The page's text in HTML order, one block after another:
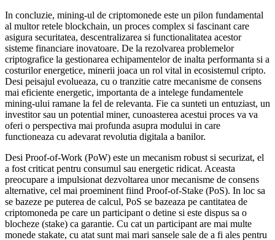
In concluzie, mining-ul de criptomonede este un pilon fundamental
al multor retele blockchain, un proces complex si fascinant care
asigura securitatea, descentralizarea si functionalitatea acestor
sisteme financiare inovatoare. De la rezolvarea problemelor
criptografice la gestionarea echipamentelor de inalta performanta si a
costurilor energetice, minerii joaca un rol vital in ecosistemul cripto.
Desi peisajul evolueaza, cu o tranzitie catre mecanisme de consens
mai eficiente energetic, importanta de a intelege fundamentele
mining-ului ramane la fel de relevanta. Fie ca sunteti un entuziast, un
investitor sau un potential miner, cunoasterea acestui proces va va
oferi o perspectiva mai profunda asupra modului in care
functioneaza cu adevarat revolutia digitala a banilor.
Desi Proof-of-Work (PoW) este un mecanism robust si securizat, el
a fost criticat pentru consumul sau energetic ridicat. Aceasta
preocupare a impulsionat dezvoltarea unor mecanisme de consens
alternative, cel mai proeminent fiind Proof-of-Stake (PoS). In loc sa
se bazeze pe puterea de calcul, PoS se bazeaza pe cantitatea de
criptomoneda pe care un participant o detine si este dispus sa o
blocheze (stake) ca garantie. Cu cat un participant are mai multe
monede stakate, cu atat sunt mai mari sansele sale de a fi ales pentru